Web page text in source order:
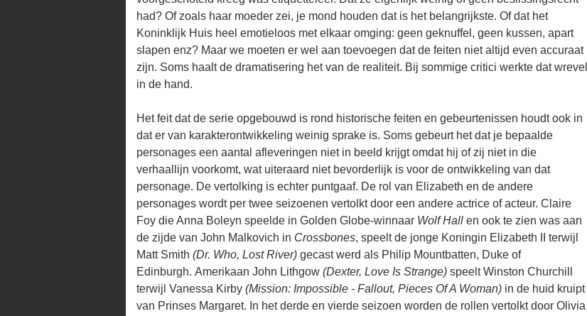
had? Of zoals haar moeder zei, je mond houden dat is het belangrijkste. Of dat het
Koninklijk Huis heel emotieloos met elkaar omging: geen geknuffel, geen kussen, apart
slapen enz? Maar we moeten er wel aan toevoegen dat de feiten niet altijd even accuraat
zijn. Soms haalt de dramatisering het van de realiteit. Bij sommige critici werkte dat wrevel
in de hand.
Het feit dat de serie opgebouwd is rond historische feiten en gebeurtenissen houdt ook in
dat er van karakterontwikkeling weinig sprake is. Soms gebeurt het dat je bepaalde
personages een aantal afleveringen niet in beeld krijgt omdat hij of zij niet in die
verhaallijn voorkomt, wat uiteraard niet bevorderlijk is voor de ontwikkeling van dat
personage. De vertolking is echter puntgaaf. De rol van Elizabeth en de andere
personages wordt per twee seizoenen vertolkt door een andere actrice of acteur. Claire
Foy die Anna Boleyn speelde in Golden Globe-winnaar Wolf Hall en ook te zien was aan
de zijde van John Malkovich in Crossbones, speelt de jonge Koningin Elizabeth II terwijl
Matt Smith (Dr. Who, Lost River) gecast werd als Philip Mountbatten, Duke of
Edinburgh. Amerikaan John Lithgow (Dexter, Love Is Strange) speelt Winston Churchill
terwijl Vanessa Kirby (Mission: Impossible - Fallout, Pieces Of A Woman) in de huid kruipt
van Prinses Margaret. In het derde en vierde seizoen worden de rollen vertolkt door Olivia